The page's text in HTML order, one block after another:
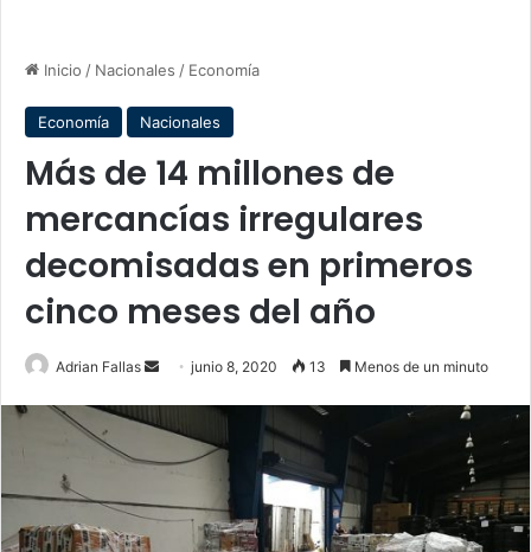
Inicio / Nacionales / Economía
Economía Nacionales
Más de 14 millones de
mercancías irregulares
decomisadas en primeros
cinco meses del año
Adrian Fallas
Send
email
junio 8, 2020 13 Menos de un minuto